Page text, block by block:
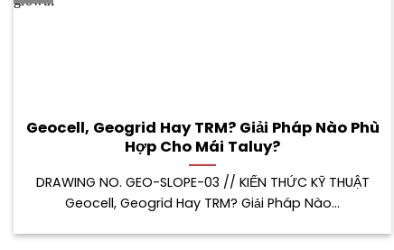
Geocell, Geogrid Hay TRM? Giải Pháp Nào Phù
Hợp Cho Mái Taluy?
DRAWING NO. GEO-SLOPE-03 // KIẾN THỨC KỸ THUẬT
Geocell, Geogrid Hay TRM? Giải Pháp Nào...